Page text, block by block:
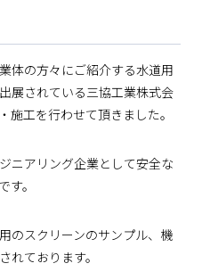
体の方々にご紹介する水道用
展されている三協工業株式会
施工を行わせて頂きました。
ニアリング企業として安全な
。
のスクリーンのサンプル、機
れております。